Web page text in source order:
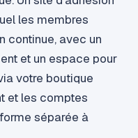
les membres
continue, avec un
et un espace pour
votre boutique
et les comptes
séparée à